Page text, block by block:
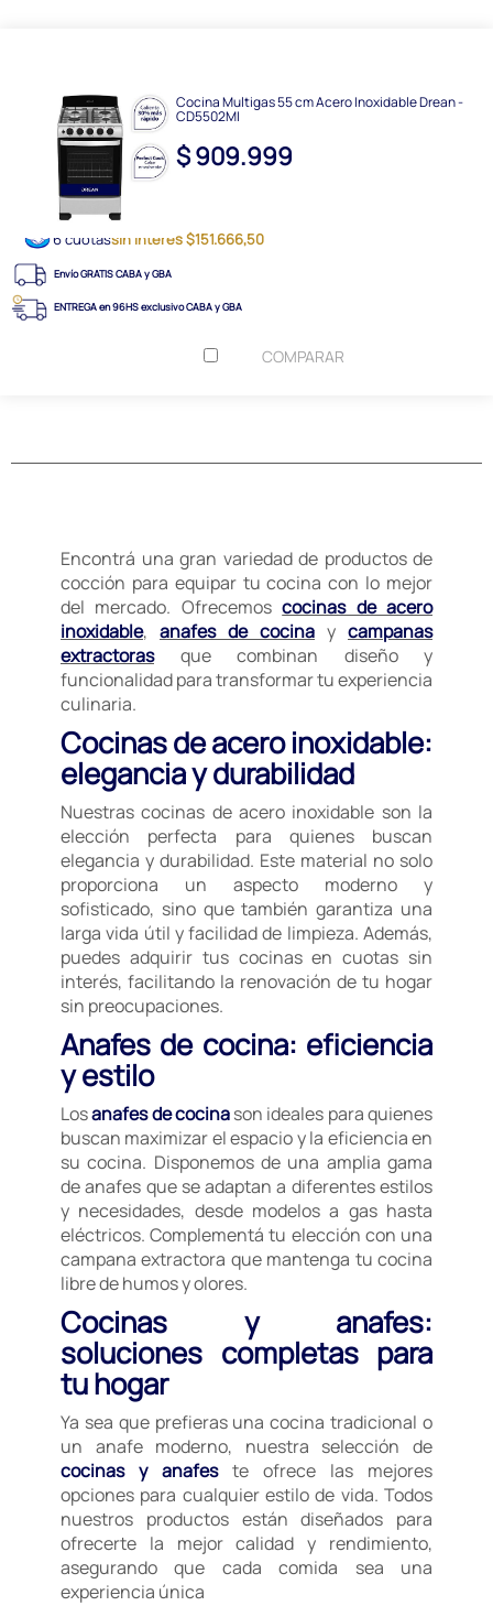
Cocina Multigas 55 cm Acero Inoxidable Drean -
CD5502MI
$ 909.999
6 cuotassin interés $151.666,50
Envío GRATIS CABA y GBA
ENTREGA en 96HS exclusivo CABA y GBA
COMPARAR
Encontrá una gran variedad de productos de
cocción para equipar tu cocina con lo mejor
del mercado. Ofrecemoscocinas de acero
inoxidable, anafes de cocina y campanas
extractorasque combinan diseño y
funcionalidad para transformar tu experiencia
culinaria.
Cocinas de acero inoxidable:
elegancia y durabilidad
Nuestras cocinas de acero inoxidable son la
elección perfecta para quienes buscan
elegancia y durabilidad. Este material no solo
proporciona un aspecto moderno y
sofisticado, sino que también garantiza una
larga vida útil y facilidad de limpieza. Además,
puedes adquirir tus cocinas en cuotas sin
interés, facilitando la renovación de tu hogar
sin preocupaciones.
Anafes de cocina: eficiencia
y estilo
Losanafes de cocinason ideales para quienes
buscan maximizar el espacio y la eficiencia en
su cocina. Disponemos de una amplia gama
de anafes que se adaptan a diferentes estilos
y necesidades, desde modelos a gas hasta
eléctricos. Complementá tu elección con una
campana extractora que mantenga tu cocina
libre de humos y olores.
Cocinas y anafes:
soluciones completas para
tu hogar
Ya sea que prefieras una cocina tradicional o
un anafe moderno, nuestra selección de
cocinas y anafeste ofrece las mejores
opciones para cualquier estilo de vida. Todos
nuestros productos están diseñados para
ofrecerte la mejor calidad y rendimiento,
asegurando que cada comida sea una
experiencia única